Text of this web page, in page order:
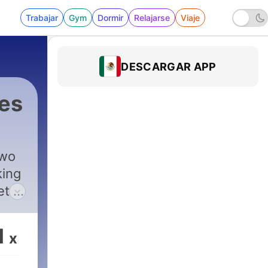
Trabajar Gym Dormir Relajarse Viaje
to
x
DESCARGAR APP